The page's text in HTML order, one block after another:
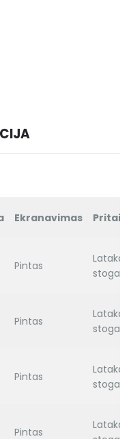
Ekranavimas
Pintas
stogas
Pintas
stogas
Pintas
stogas
Pintas